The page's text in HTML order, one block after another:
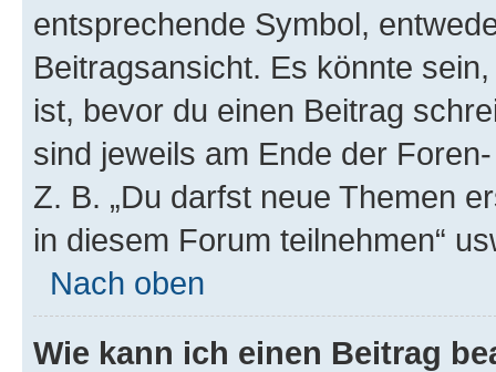
entsprechende Symbol,
Beitragsansicht. Es könnte
ist, bevor du einen Beitrag
sind jeweils am Ende der
Z. B. „Du darfst neue Themen
in diesem Forum teilnehmen“
Nach oben
Wie kann ich einen Beitrag